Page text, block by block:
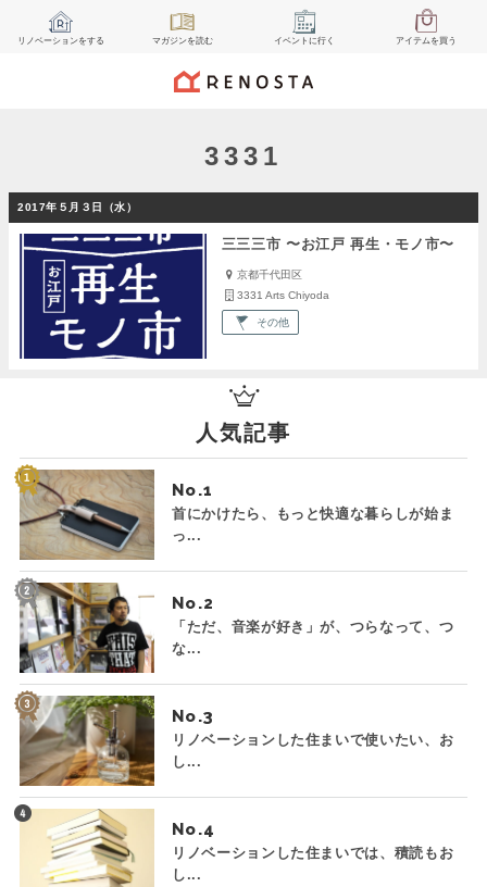
リノベーションをする マガジンを読む イベント に行く アイテムを買う
3331
2017年５月３日（水）
三三三市 〜お江戸 再生・モノ市〜
京都千代田区
3331 Arts Chiyoda
その他
人気記事
No.
首にかけたら、もっと快適な暮らしが始ま
っ...
No.
「ただ、音楽が好き」が、つらなって、つ
な...
No.
リノベーションした住まいで使いたい、お
し...
No.
リノベーションした住まいでは、積読もお
し...